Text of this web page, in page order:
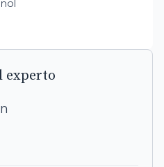
experto